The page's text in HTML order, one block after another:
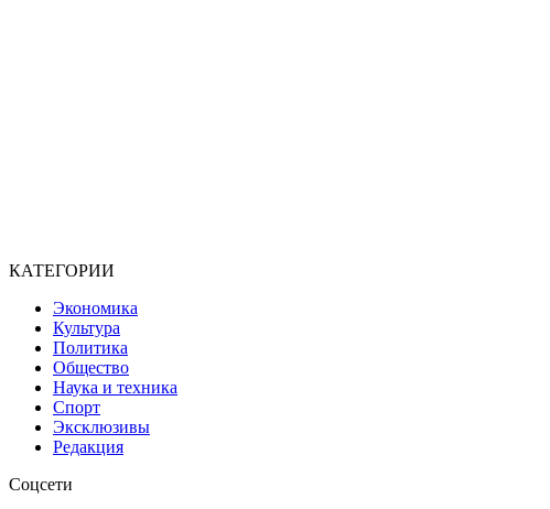
КАТЕГОРИИ
Экономика
Культура
Политика
Общество
Наука и техника
Спорт
Эксклюзивы
Редакция
Соцсети